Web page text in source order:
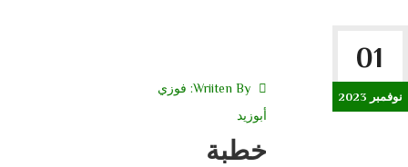
01
نوفمبر 2023
Wriiten By: فوزي
أبوزيد
خطبة